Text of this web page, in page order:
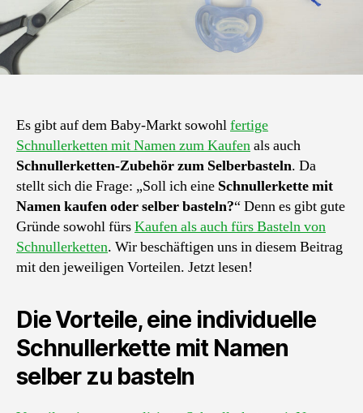
Kaufen!
Es gibt auf dem Baby-Markt sowohlfertige
Schnullerketten mit Namen zum Kaufenals auch
Schnullerketten-Zubehör zum Selberbasteln. Da
stellt sich die Frage: „Soll ich eine Schnullerkette mit
Namenkaufen oder selber basteln?“ Denn es gibt gute
Gründe sowohl fürsKaufen als auch fürs Basteln von
Schnullerketten. Wir beschäftigen uns in diesem Beitrag
mit den jeweiligen Vorteilen. Jetzt lesen!
Die Vorteile, eine individuelle
Schnullerkette mit Namen
selber zu basteln